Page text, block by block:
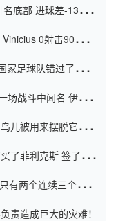
底部 进球差-13令人
0射击90分钟
足球队错过了世界
场战斗中闻名 伊万放
儿被用来摆脱它
了菲利克斯 签了7年
有两个连续三个连续
责造成巨大的灾难！